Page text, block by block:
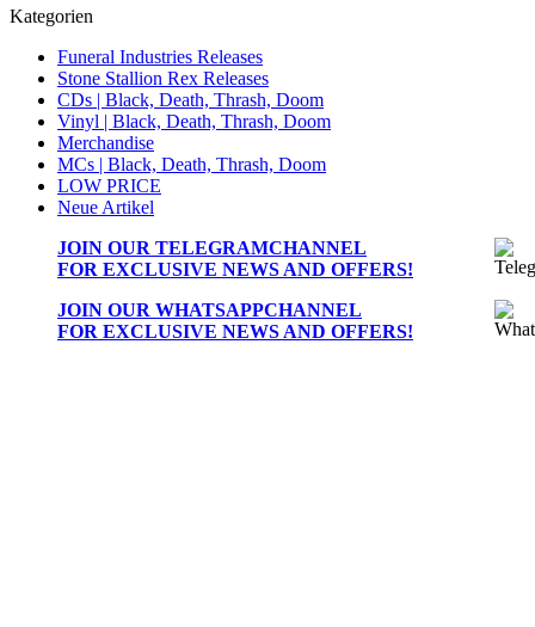
Kategorien
Funeral Industries Releases
Stone Stallion Rex Releases
CDs | Black, Death, Thrash, Doom
Vinyl | Black, Death, Thrash, Doom
Merchandise
MCs | Black, Death, Thrash, Doom
LOW PRICE
Neue Artikel
JOIN OUR TELEGRAMCHANNEL
FOR EXCLUSIVE NEWS AND OFFERS!
JOIN OUR WHATSAPPCHANNEL
FOR EXCLUSIVE NEWS AND OFFERS!